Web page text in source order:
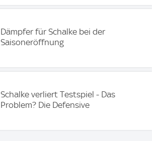
Dämpfer für Schalke bei der
Saisoneröffnung
Schalke verliert Testspiel - Das
Problem? Die Defensive